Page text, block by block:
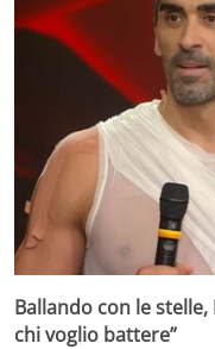
Ballando con le
chi voglio battere”